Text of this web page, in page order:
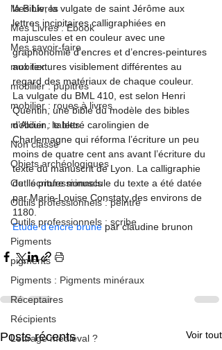
Mes Livres
Mes Livres : Ebook
Mes savoir-faire
mobilier
mobilier : pupitres
mobilier : roues à livres
mobilier : tables
Non classé
Objets archéologiques
Outils professionnels
Outils professionnels : peintre
Outils professionnels : scribe
Pigments
pigments
Pigments : Pigments minéraux
Réceptaires
Récipients
Lettrage médiéval ?
la Bible, la vulgate de saint Jérôme aux
lettres incipitaires calligraphiées en
majuscules et en couleur avec une
graphonomie d’encres et d’encres-peintures
aux textures visiblement différentes au
regard des matériaux de chaque couleur.
La vulgate du BML 410, est selon Henri
Quentin, une bible du modèle des bibles
d’Alcuin, le lettré carolingien de
Charlemagne qui réforma l’écriture un peu
moins de quatre cent ans avant l’écriture du
texte du manuscrit de Lyon. La calligraphie
de l’écriture minuscule du texte a été datée
par Marie-Louise Constaty des environs de
1180.
Etude d’encre brune par claudine brunon
Posts récents Voir tout